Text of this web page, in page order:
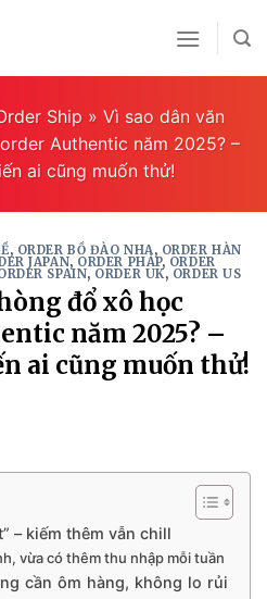
Ship » Vì sao dân văn
Authentic năm 2025? –
ai cũng muốn thử!
, ORDER BỒ ĐÀO NHA, ORDER HÀN
JAPAN, ORDER PHÁP, ORDER
SPAIN, ORDER UK, ORDER US
đổ xô học
năm 2025? –
ai cũng muốn thử!
– kiếm thêm vẫn chill
vừa có thêm thu nhập mỗi tuần
cần ôm hàng, không lo rủi